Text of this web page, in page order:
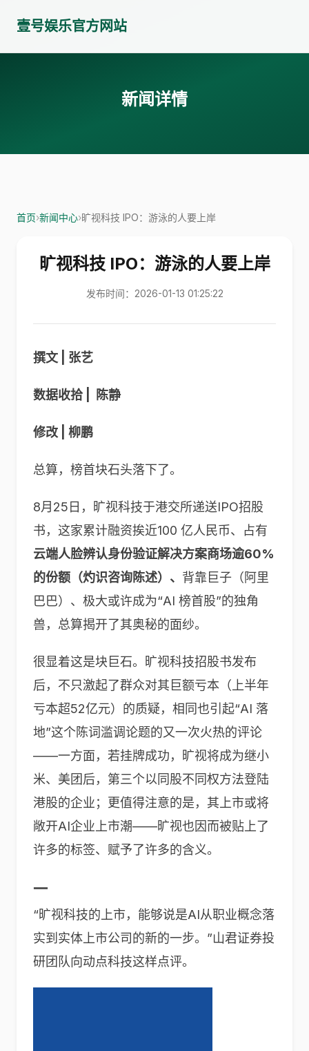
壹号娱乐官方网站
新闻详情
首页›新闻中心›旷视科技 IPO：游泳的人要上岸
旷视科技 IPO：游泳的人要上岸
发布时间：2026-01-13 01:25:22
撰文 | 张艺
数据收拾 | 陈静
修改 | 柳鹏
总算，榜首块石头落下了。
8月25日，旷视科技于港交所递送IPO招股
书，这家累计融资挨近100 亿人民币、占有
云端人脸辨认身份验证解决方案商场逾60%
的份额（灼识咨询陈述）、 背靠巨子（阿里
巴巴）、极大或许成为“AI 榜首股”的独角
兽，总算揭开了其奥秘的面纱。
很显着这是块巨石。旷视科技招股书发布
后，不只激起了群众对其巨额亏本（上半年
亏本超52亿元）的质疑，相同也引起“AI 落
地”这个陈词滥调论题的又一次火热的评论
——一方面，若挂牌成功，旷视将成为继小
米、美团后，第三个以同股不同权方法登陆
港股的企业；更值得注意的是，其上市或将
敞开AI企业上市潮——旷视也因而被贴上了
许多的标签、赋予了许多的含义。
一
“旷视科技的上市，能够说是AI从职业概念落
实到实体上市公司的新的一步。”山君证券投
研团队向动点科技这样点评。